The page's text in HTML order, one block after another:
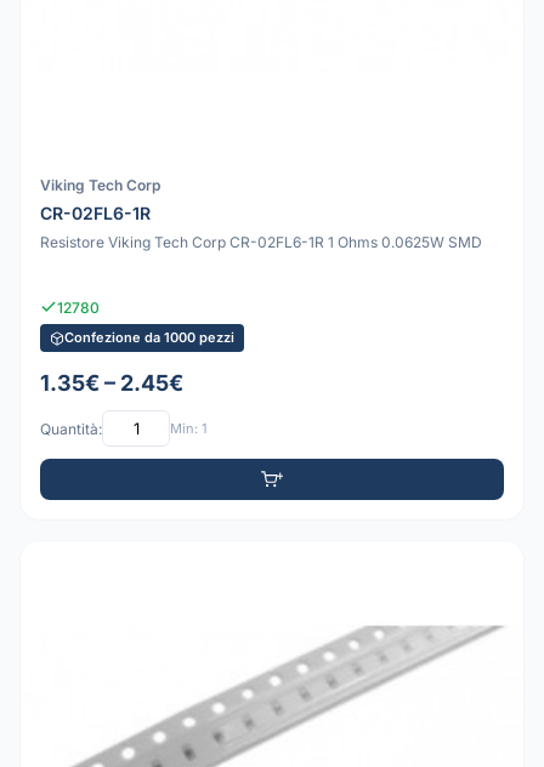
Viking Tech Corp
CR-02FL6-1R
Resistore Viking Tech Corp CR-02FL6-1R 1 Ohms 0.0625W SMD
12780
Confezione da 1000 pezzi
1.35€ – 2.45€
Quantità: Min: 1